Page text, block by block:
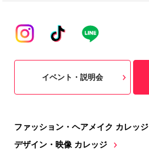
ファッション・ヘアメイク カレッジ
デザイン・映像 カレッジ
イベント・説明会